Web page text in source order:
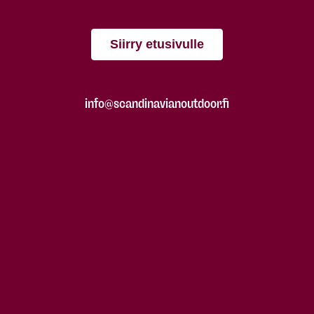
Siirry etusivulle
info@scandinavianoutdoor.fi